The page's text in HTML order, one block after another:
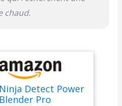
et des modes
pratiques
Ninja Detect Total
Crushing pour écraser et
hacher, guides de
démarrage rapide et de
chaud.
Ninja Detect Power
Blender Pro